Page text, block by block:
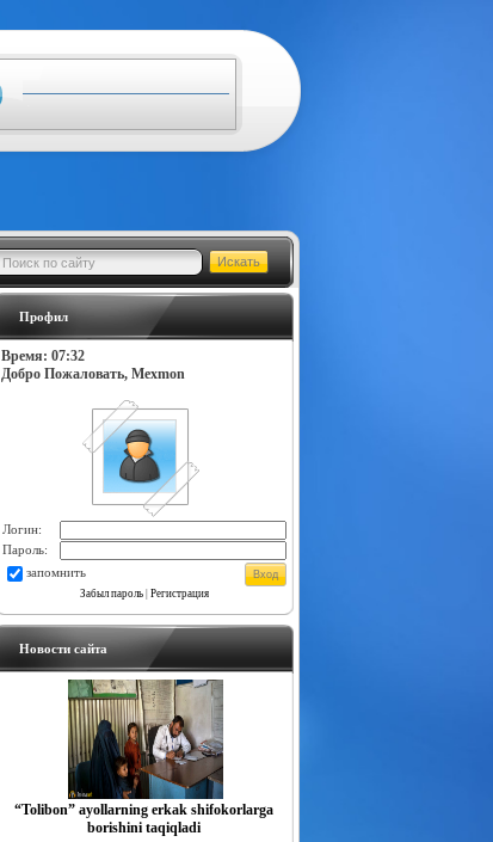
Профил
Время: 07:32
Добро Пожаловать, Mexmon
Логин:
Пароль:
запомнить
Забыл пароль| Регистрация
Новости сайта
“Tolibon” ayollarning erkak shifokorlarga
borishini taqiqladi